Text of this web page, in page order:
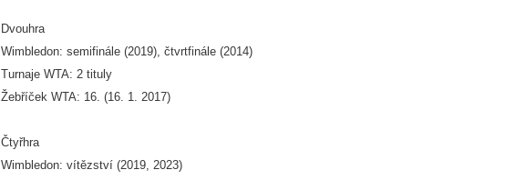
Dvouhra
Wimbledon: semifinále (2019), čtvrtfinále (2014)
Turnaje WTA: 2 tituly
Žebříček WTA: 16. (16. 1. 2017)
Čtyřhra
Wimbledon: vítězství (2019, 2023)